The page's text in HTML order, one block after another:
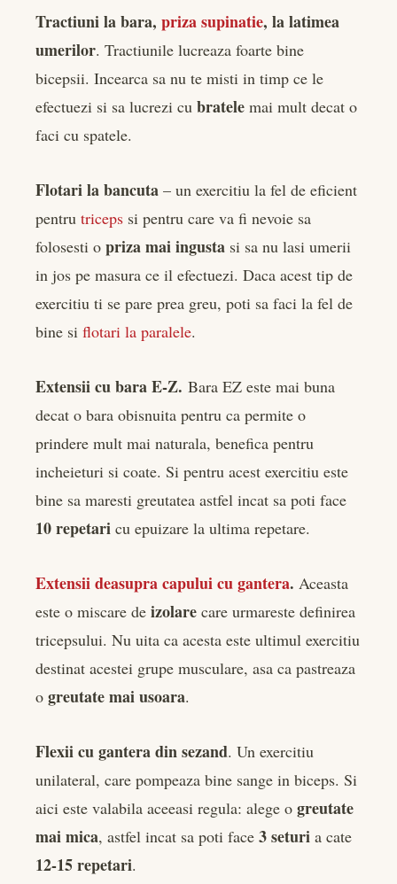
Tractiuni la bara, priza supinatie, la latimea
umerilor. Tractiunile lucreaza foarte bine
bicepsii. Incearca sa nu te misti in timp ce le
efectuezi si sa lucrezi cu bratele mai mult decat o
faci cu spatele.
Flotari la bancuta – un exercitiu la fel de eficient
pentru triceps si pentru care va fi nevoie sa
folosesti o priza mai ingusta si sa nu lasi umerii
in jos pe masura ce il efectuezi. Daca acest tip de
exercitiu ti se pare prea greu, poti sa faci la fel de
bine si flotari la paralele.
Extensii cu bara E-Z. Bara EZ este mai buna
decat o bara obisnuita pentru ca permite o
prindere mult mai naturala, benefica pentru
incheieturi si coate. Si pentru acest exercitiu este
bine sa maresti greutatea astfel incat sa poti face
10 repetari cu epuizare la ultima repetare.
Extensii deasupra capului cu gantera. Aceasta
este o miscare de izolare care urmareste definirea
tricepsului. Nu uita ca acesta este ultimul exercitiu
destinat acestei grupe musculare, asa ca pastreaza
o greutate mai usoara.
Flexii cu gantera din sezand. Un exercitiu
unilateral, care pompeaza bine sange in biceps. Si
aici este valabila aceeasi regula: alege o greutate
mai mica, astfel incat sa poti face 3 seturi a cate
12-15 repetari.